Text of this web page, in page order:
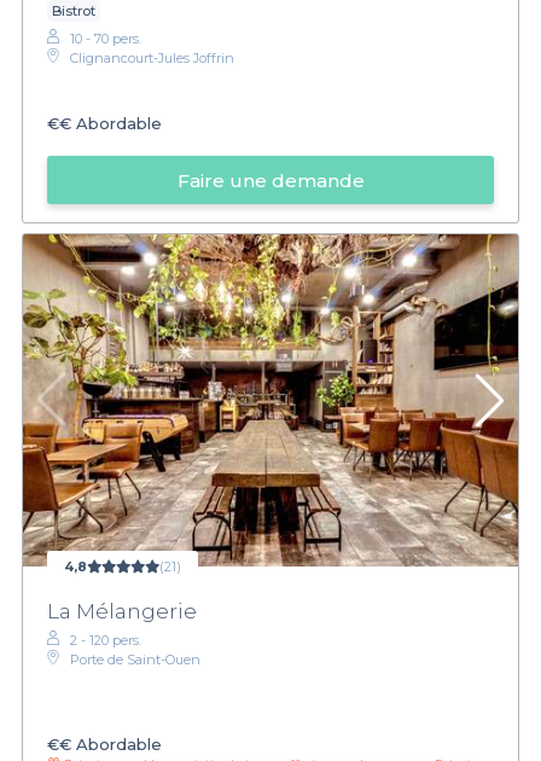
Bistrot
10 - 70 pers.
Clignancourt-Jules Joffrin
€€ Abordable
Faire une demande
4,8 (21)
La Mélangerie
2 - 120 pers.
Porte de Saint-Ouen
€€ Abordable